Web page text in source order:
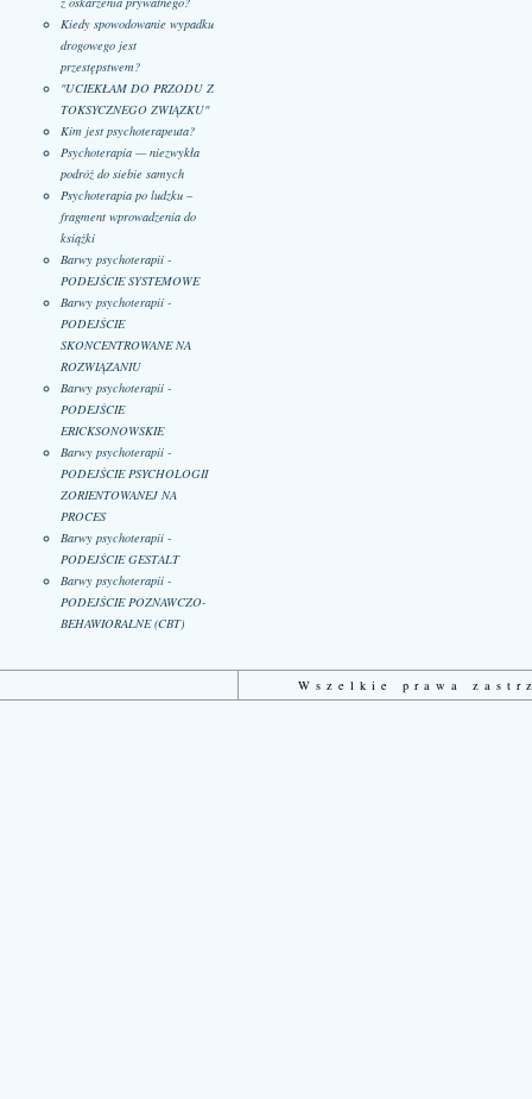
Kiedy spowodowanie wypadku
drogowego jest
przestępstwem?
"UCIEKŁAM DO PRZODU Z
TOKSYCZNEGO ZWIĄZKU"
Kim jest psychoterapeuta?
Psychoterapia — niezwykła
podróż do siebie samych
Psychoterapia po ludzku –
fragment wprowadzenia do
książki
Barwy psychoterapii -
PODEJŚCIE SYSTEMOWE
Barwy psychoterapii -
PODEJŚCIE
SKONCENTROWANE NA
ROZWIĄZANIU
Barwy psychoterapii -
PODEJŚCIE
ERICKSONOWSKIE
Barwy psychoterapii -
PODEJŚCIE PSYCHOLOGII
ZORIENTOWANEJ NA
PROCES
Barwy psychoterapii -
PODEJŚCIE GESTALT
Barwy psychoterapii -
PODEJŚCIE POZNAWCZO-
BEHAWIORALNE (CBT)
Wszelkie prawa